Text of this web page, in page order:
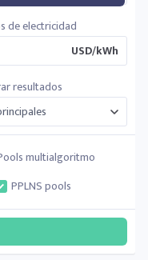
de electricidad
USD/kWh
resultados
multialgoritmo
PPLNS pools